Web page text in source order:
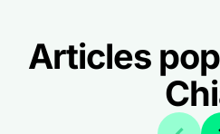
Articles